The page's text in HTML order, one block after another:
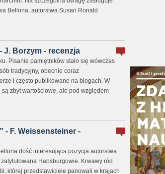
Bellona, autorstwa Susan Ronald
J. Borzym - recenzja
Pisanie pamiętników stało się wówczas
tradycyjny, obecnie coraz
i często publikowane na blogach. W
zbyt wartościowe, ale pod względem
- F. Weissensteiner -
dość interesująca pozycja autorstwa
Habsburgowie. Krwawy ród
której przedstawiciele panowali w krajach